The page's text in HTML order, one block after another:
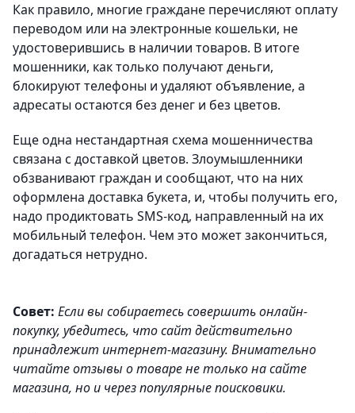
Как правило, многие граждане перечисляют оплату
переводом или на электронные кошельки, не
удостоверившись в наличии товаров. В итоге
мошенники, как только получают деньги,
блокируют телефоны и удаляют объявление, а
адресаты остаются без денег и без цветов.
Еще одна нестандартная схема мошенничества
связана с доставкой цветов. Злоумышленники
обзванивают граждан и сообщают, что на них
оформлена доставка букета, и, чтобы получить его,
надо продиктовать SMS-код, направленный на их
мобильный телефон. Чем это может закончиться,
догадаться нетрудно.
Cовет: Если вы собираетесь совершить онлайн-
покупку, убедитесь, что сайт действительно
принадлежит интернет-магазину. Внимательно
читайте отзывы о товаре не только на сайте
магазина, но и через популярные поисковики.